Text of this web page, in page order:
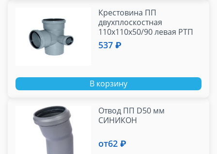
Крестовина ПП
двухплоскостная
110х110х50/90 левая РТП
(24)
537 ₽
В корзину
Отвод ПП D50 мм
СИНИКОН
от62 ₽